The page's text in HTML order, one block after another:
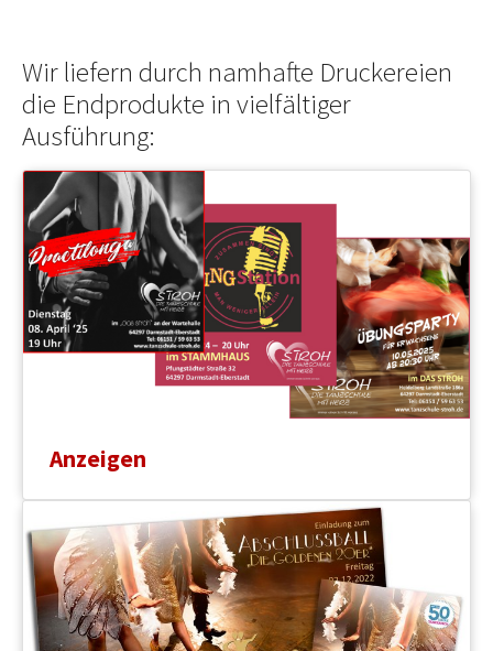
Wir liefern durch namhafte Druckereien
die Endprodukte in vielfältiger
Ausführung:
Anzeigen